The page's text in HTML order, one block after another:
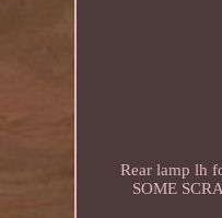
Rear lamp lh
SOME